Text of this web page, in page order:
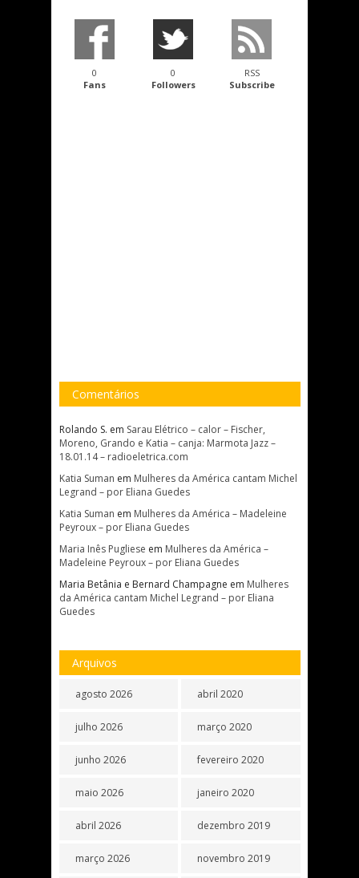
0
Fans
0
Followers
RSS
Subscribe
Comentários
Rolando S. em Sarau Elétrico – calor – Fischer,
Moreno, Grando e Katia – canja: Marmota Jazz –
18.01.14 – radioeletrica.com
Katia Suman em Mulheres da América cantam Michel
Legrand – por Eliana Guedes
Katia Suman em Mulheres da América – Madeleine
Peyroux – por Eliana Guedes
Maria Inês Pugliese em Mulheres da América –
Madeleine Peyroux – por Eliana Guedes
Maria Betânia e Bernard Champagne em Mulheres
da América cantam Michel Legrand – por Eliana
Guedes
Arquivos
agosto 2026
julho 2026
junho 2026
maio 2026
abril 2026
março 2026
abril 2020
março 2020
fevereiro 2020
janeiro 2020
dezembro 2019
novembro 2019